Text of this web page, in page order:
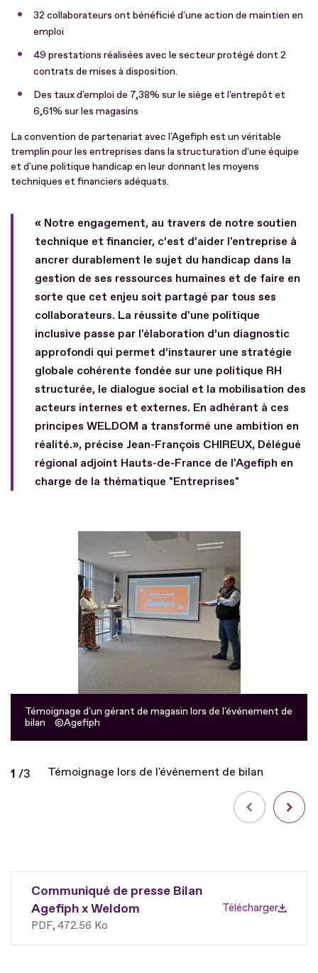
32 collaborateurs ont bénéficié d'une action de maintien en
emploi
49 prestations réalisées avec le secteur protégé dont 2
contrats de mises à disposition.
Des taux d'emploi de 7,38% sur le siège et l'entrepôt et
6,61% sur les magasins
La convention de partenariat avec l'Agefiph est un véritable
tremplin pour les entreprises dans la structuration d'une équipe
et d'une politique handicap en leur donnant les moyens
techniques et financiers adéquats.
« Notre engagement, au travers de notre soutien
technique et financier, c’est d’aider l'entreprise à
ancrer durablement le sujet du handicap dans la
gestion de ses ressources humaines et de faire en
sorte que cet enjeu soit partagé par tous ses
collaborateurs. La réussite d'une politique
inclusive passe par l'élaboration d’un diagnostic
approfondi qui permet d’instaurer une stratégie
globale cohérente fondée sur une politique RH
structurée, le dialogue social et la mobilisation des
acteurs internes et externes. En adhérant à ces
principes WELDOM a transformé une ambition en
réalité.», précise Jean-François CHIREUX, Délégué
régional adjoint Hauts-de-France de l'Agefiph en
charge de la thématique "Entreprises"
Témoignage d'un gérant de magasin lors de l'événement de
bilan
Agefiph
Témoignage lors de l'événement de bilan
Diapo
1 /sur
3
Communiqué de presse Bilan
Agefiph x Weldom
PDF 472.56 Ko
Télécharger